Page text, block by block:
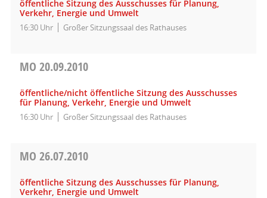
öffentliche Sitzung des Ausschusses für Planung,
Verkehr, Energie und Umwelt
16:30 Uhr Großer Sitzungssaal des Rathauses
MO 20.09.2010
öffentliche/nicht öffentliche Sitzung des Ausschusses
für Planung, Verkehr, Energie und Umwelt
16:30 Uhr Großer Sitzungssaal des Rathauses
MO 26.07.2010
öffentliche Sitzung des Ausschusses für Planung,
Verkehr, Energie und Umwelt